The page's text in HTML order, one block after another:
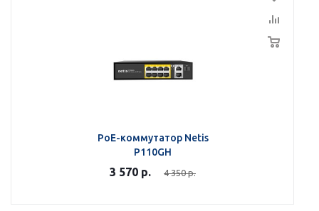
PoE-коммутатор Netis
P110GH
3 570 р. 4 350р.